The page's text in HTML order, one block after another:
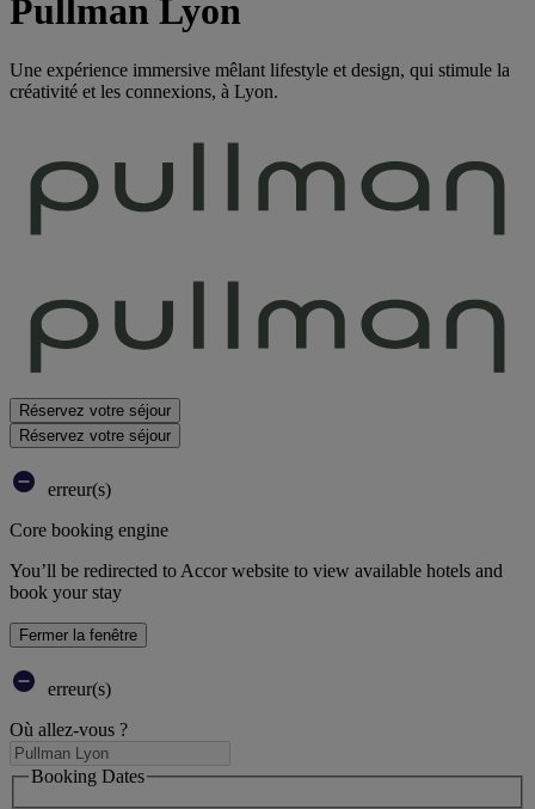
Pullman Lyon
Une expérience immersive mêlant lifestyle et design, qui stimule la
créativité et les connexions, à Lyon.
Réservez votre séjour
Réservez votre séjour
erreur(s)
Core booking engine
You’ll be redirected to Accor website to view available hotels and
book your stay
Fermer la fenêtre
erreur(s)
Où allez-vous ?
Booking Dates